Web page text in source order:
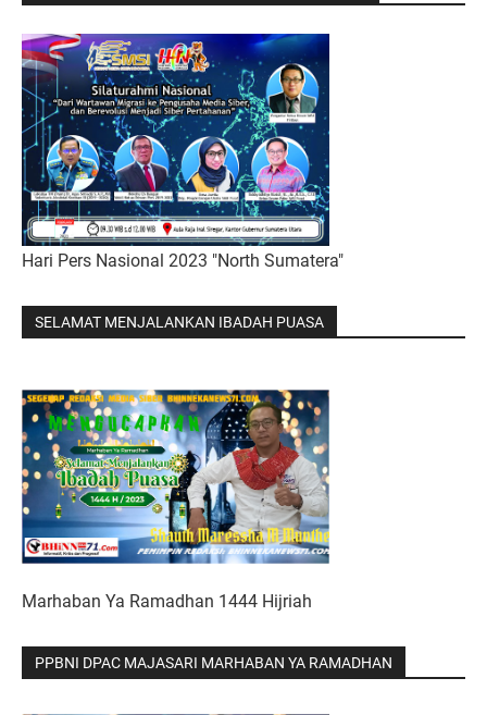
Hari Pers Nasional 2023 "North Sumatera"
SELAMAT MENJALANKAN IBADAH PUASA
Marhaban Ya Ramadhan 1444 Hijriah
PPBNI DPAC MAJASARI MARHABAN YA RAMADHAN